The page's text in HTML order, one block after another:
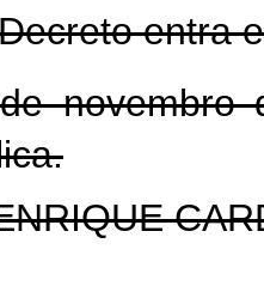
entra
novembro